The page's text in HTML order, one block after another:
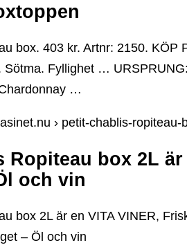
box. 403 kr. Artnr: 2150. KÖP
Sötma. Fyllighet …
…
› petit-chablis-
Ropiteau box 2L är
och vin
box 2L är en VITA VINER,
– Öl och vin